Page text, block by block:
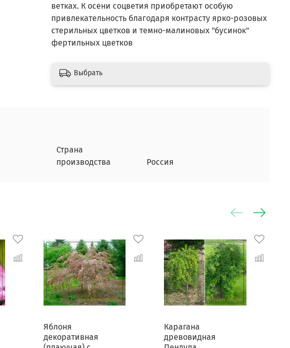
ветках. К осени соцветия приобретают особую
привлекательность благодаря контрасту ярко-розовых
стерильных цветков и темно-малиновых "бусинок"
фертильных цветков
Выбрать
Страна
производства
Россия
Яблоня
декоративная
Карагана
древовидная